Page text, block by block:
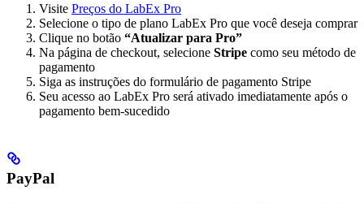
Visite Preços do LabEx Pro
Selecione o tipo de plano LabEx Pro que você deseja comprar
Clique no botão “Atualizar para Pro”
Na página de checkout, selecione Stripe como seu método de
pagamento
Siga as instruções do formulário de pagamento Stripe
Seu acesso ao LabEx Pro será ativado imediatamente após o
pagamento bem-sucedido
PayPal